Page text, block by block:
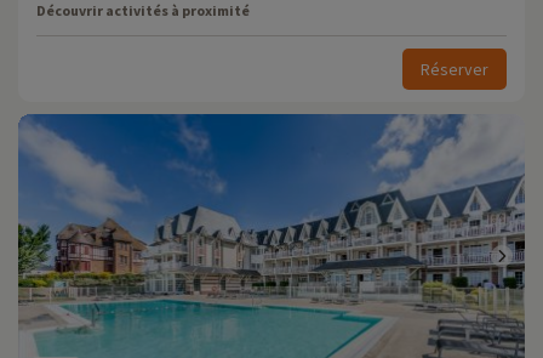
Découvrir activités à proximité
Réserver